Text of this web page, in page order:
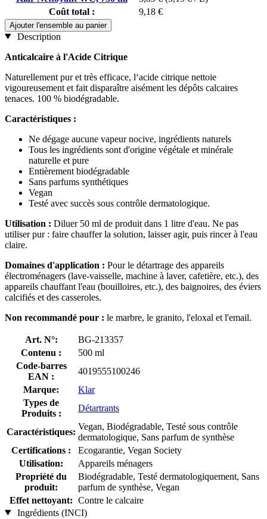
Coût total :
9,18 €
Ajouter l'ensemble au panier
Description
Anticalcaire à l'Acide Citrique
Naturellement pur et très efficace, l‘acide citrique nettoie
vigoureusement et fait disparaître aisément les dépôts calcaires
tenaces. 100 % biodégradable.
Caractéristiques :
Ne dégage aucune vapeur nocive, ingrédients naturels
Tous les ingrédients sont d'origine végétale et minérale
naturelle et pure
Entièrement biodégradable
Sans parfums synthétiques
Vegan
Testé avec succès sous contrôle dermatologique.
Utilisation : Diluer 50 ml de produit dans 1 litre d'eau. Ne pas
utiliser pur : faire chauffer la solution, laisser agir, puis rincer à l'eau
claire.
Domaines d'application : Pour le détartrage des appareils
électroménagers (lave-vaisselle, machine à laver, cafetière, etc.), des
appareils chauffant l'eau (bouilloires, etc.), des baignoires, des éviers
calcifiés et des casseroles.
Non recommandé pour : le marbre, le granito, l'eloxal et l'email.
Art. N°:
BG-213357
Contenu :
500 ml
Code-barres
EAN :
4019555100246
Marque:
Klar
Types de
Produits :
Détartrants
Caractéristiques:
Vegan, Biodégradable, Testé sous contrôle
dermatologique, Sans parfum de synthèse
Certifications :
Ecogarantie, Vegan Society
Utilisation:
Appareils ménagers
Propriété du
produit:
Biodégradable, Testé dermatologiquement, Sans
parfum de synthèse, Vegan
Effet nettoyant: Contre le calcaire
Ingrédients (INCI)